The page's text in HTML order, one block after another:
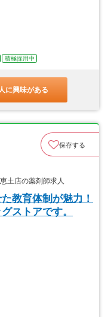
積極採用中
に興味がある
保存する
土店の薬剤師求人
教育体制が魅力！
ストアです。